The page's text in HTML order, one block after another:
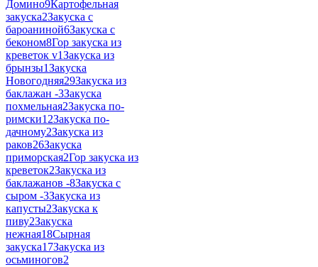
Домино9Картофельная
закуска2Закуска с
бароаниной6Закуска с
беконом8Гор закуска из
креветок v1Закуска из
брынзы1Закуска
Новогодняя29Закуска из
баклажан -3Закуска
похмельная2Закуска по-
римски12Закуска по-
дачному2Закуска из
раков26Закуска
приморская2Гор закуска из
креветок2Закуска из
баклажанов -8Закуска с
сыром -3Закуска из
капусты2Закуска к
пиву2Закуска
нежная18Сырная
закуска17Закуска из
осьминогов2